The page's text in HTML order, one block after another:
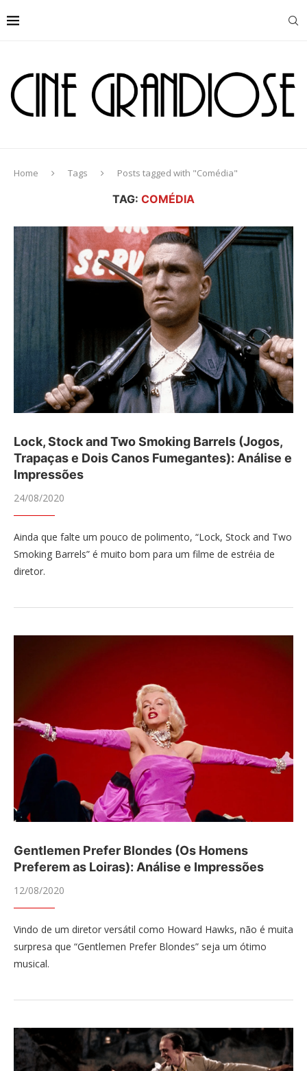
Home Tags Posts tagged with "Comédia"
TAG: COMÉDIA
Lock, Stock and Two Smoking Barrels (Jogos,
Trapaças e Dois Canos Fumegantes): Análise e
Impressões
24/08/2020
Ainda que falte um pouco de polimento, “Lock, Stock and Two
Smoking Barrels” é muito bom para um filme de estréia de
diretor.
Gentlemen Prefer Blondes (Os Homens
Preferem as Loiras): Análise e Impressões
12/08/2020
Vindo de um diretor versátil como Howard Hawks, não é muita
surpresa que “Gentlemen Prefer Blondes” seja um ótimo
musical.